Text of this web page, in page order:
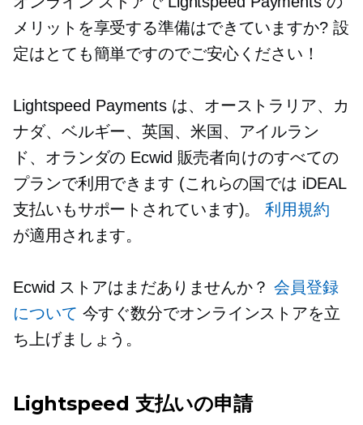
メリットを享受する準備はできていますか? 設
定はとても簡単ですのでご安心ください！
Lightspeed Payments は、オーストラリア、カ
ナダ、ベルギー、英国、米国、アイルラン
ド、オランダの Ecwid 販売者向けのすべての
プランで利用できます (これらの国では iDEAL
支払いもサポートされています)。利用規約
が適用されます。
Ecwid ストアはまだありませんか？ 会員登録
について 今すぐ数分でオンラインストアを立
ち上げましょう。
Lightspeed 支払いの申請